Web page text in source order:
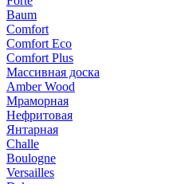
Baum
Comfort
Comfort Eco
Comfort Plus
Массивная доска
Amber Wood
Мраморная
Нефритовая
Янтарная
Challe
Boulogne
Versailles